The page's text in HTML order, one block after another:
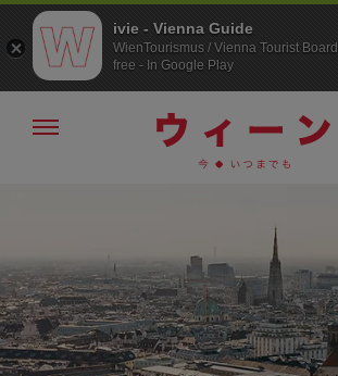
へ
ジ
の
ト
ッ
プ
メ
非
表
示
ivie - Vienna Guide
WienTourismus / Vienna Tourist Board
free - In Google Play